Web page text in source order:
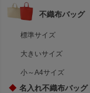
不織布バッグ
標準サイズ
大きいサイズ
小～A4サイズ
◆ 名入れ不織布バッグ